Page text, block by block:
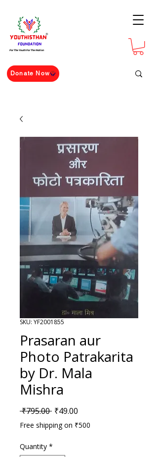
For The Youth For The Nation
Donate Now
SKU: YF2001855
Prasaran aur
Photo Patrakarita
by Dr. Mala
Mishra
₹795.00 Regular Price
₹49.00
Free shipping on ₹500
Quantity *